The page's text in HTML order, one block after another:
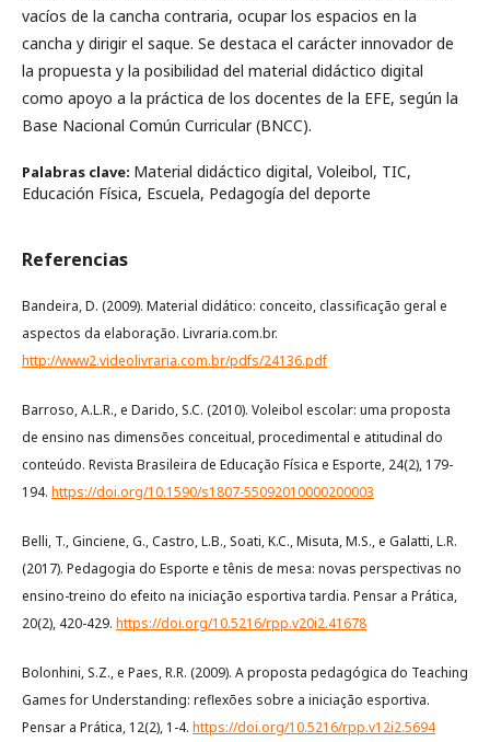
vacíos de la cancha contraria, ocupar los espacios en la
cancha y dirigir el saque. Se destaca el carácter innovador de
la propuesta y la posibilidad del material didáctico digital
como apoyo a la práctica de los docentes de la EFE, según la
Base Nacional Común Curricular (BNCC).
Palabras clave: Material didáctico digital, Voleibol, TIC,
Educación Física, Escuela, Pedagogía del deporte
Referencias
Bandeira, D. (2009). Material didático: conceito, classificação geral e
aspectos da elaboração. Livraria.com.br.
http://www2.videolivraria.com.br/pdfs/24136.pdf
Barroso, A.L.R., e Darido, S.C. (2010). Voleibol escolar: uma proposta
de ensino nas dimensões conceitual, procedimental e atitudinal do
conteúdo. Revista Brasileira de Educação Física e Esporte, 24(2), 179-
194. https://doi.org/10.1590/s1807-55092010000200003
Belli, T., Ginciene, G., Castro, L.B., Soati, K.C., Misuta, M.S., e Galatti, L.R.
(2017). Pedagogia do Esporte e tênis de mesa: novas perspectivas no
ensino-treino do efeito na iniciação esportiva tardia. Pensar a Prática,
20(2), 420-429. https://doi.org/10.5216/rpp.v20i2.41678
Bolonhini, S.Z., e Paes, R.R. (2009). A proposta pedagógica do Teaching
Games for Understanding: reflexões sobre a iniciação esportiva.
Pensar a Prática, 12(2), 1-4. https://doi.org/10.5216/rpp.v12i2.5694